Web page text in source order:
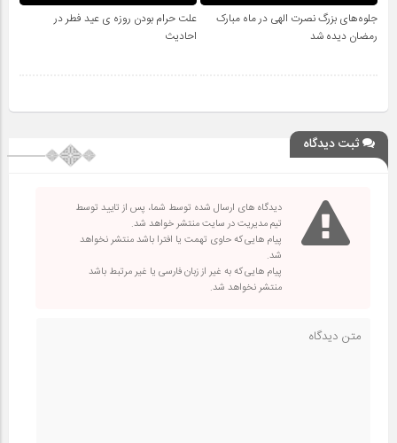
جلوه‌های بزرگ نصرت الهی در ماه مبارک
رمضان دیده شد
علت حرام بودن روزه ی عید فطر در
احادیث
ثبت دیدگاه
دیدگاه های ارسال شده توسط شما، پس از تایید توسط
تیم مدیریت در سایت منتشر خواهد شد.
پیام هایی که حاوی تهمت یا افترا باشد منتشر نخواهد
شد.
پیام هایی که به غیر از زبان فارسی یا غیر مرتبط باشد
منتشر نخواهد شد.